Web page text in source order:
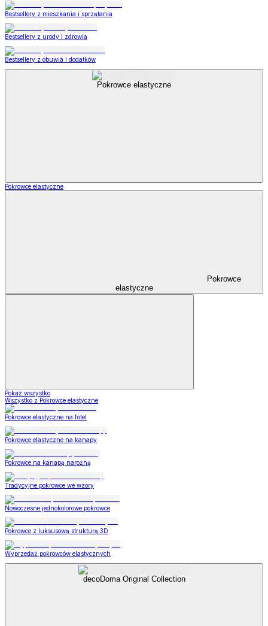
Bestsellery z mieszkania i sprzątania
Bestsellery z urody i zdrowia
Bestsellery z obuwia i dodatków
Pokrowce elastyczne
Pokrowce elastyczne
Pokrowce
elastyczne
Pokaż wszystko
Wszystko z Pokrowce elastyczne
Pokrowce elastyczne na fotel
Pokrowce elastyczne na kanapy
Pokrowce na kanapę narożną
Tradycyjne pokrowce we wzory
Nowoczesne jednokolorowe pokrowce
Pokrowce z luksusową strukturą 3D
Wyprzedaż pokrowców elastycznych
decoDoma Original Collection